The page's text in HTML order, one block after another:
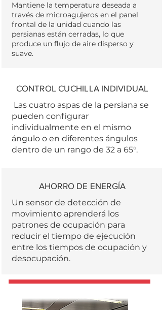
Mantiene la temperatura deseada a
través de microagujeros en el panel
frontal de la unidad cuando las
persianas están cerradas, lo que
produce un flujo de aire disperso y
suave.
CONTROL CUCHILLA INDIVIDUAL
Las cuatro aspas de la persiana se
pueden configurar
individualmente en el mismo
ángulo o en diferentes ángulos
dentro de un rango de 32 a 65°.
AHORRO DE ENERGÍA
Un sensor de detección de
movimiento aprenderá los
patrones de ocupación para
reducir el tiempo de ejecución
entre los tiempos de ocupación y
desocupación.